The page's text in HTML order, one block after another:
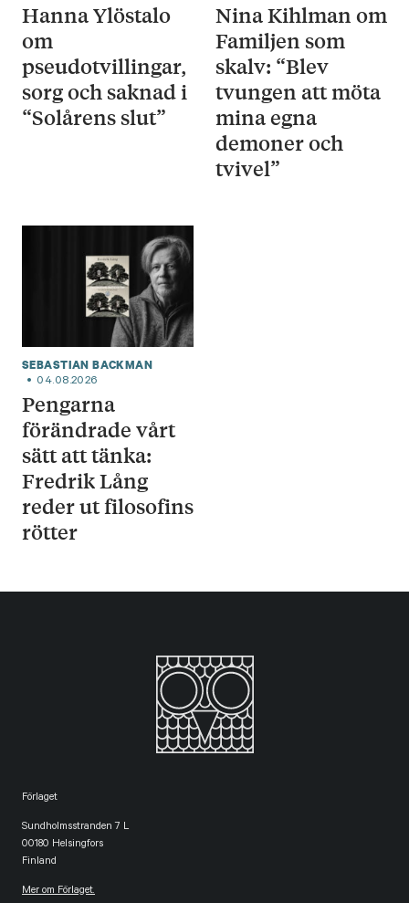
Hanna Ylöstalo
om
pseudotvillingar,
sorg och saknad i
“Solårens slut”
Nina Kihlman om
Familjen som
skalv: “Blev
tvungen att möta
mina egna
demoner och
tvivel”
SEBASTIAN BACKMAN
04.08.2026
Pengarna
förändrade vårt
sätt att tänka:
Fredrik Lång
reder ut filosofins
rötter
Förlaget
Sundholmsstranden 7 L
00180 Helsingfors
Finland
Mer om Förlaget.